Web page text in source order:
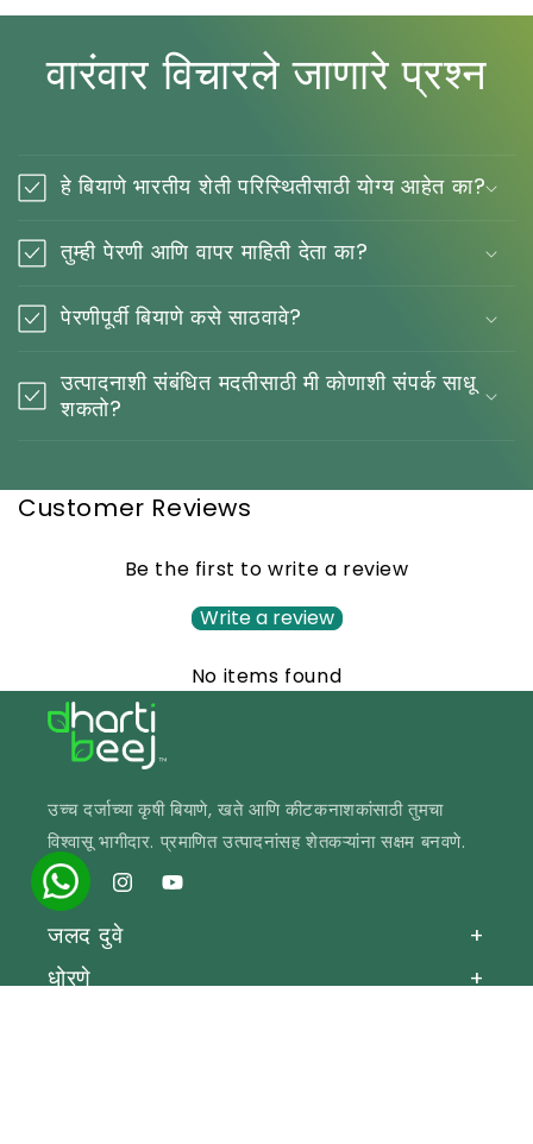
वारंवार विचारले जाणारे प्रश्न
हे बियाणे भारतीय शेती परिस्थितीसाठी योग्य आहेत का?
तुम्ही पेरणी आणि वापर माहिती देता का?
पेरणीपूर्वी बियाणे कसे साठवावे?
उत्पादनाशी संबंधित मदतीसाठी मी कोणाशी संपर्क साधू
शकतो?
Customer Reviews
Be the first to write a review
Write a review
No items found
उच्च दर्जाच्या कृषी बियाणे, खते आणि कीटकनाशकांसाठी तुमचा
विश्वासू भागीदार. प्रमाणित उत्पादनांसह शेतकऱ्यांना सक्षम बनवणे.
फेसबुक इंस्टाग्रामयूट्यूब
जलद दुवे +
धोरणे +